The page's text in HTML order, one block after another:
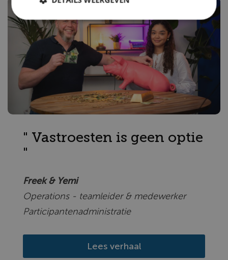
" Vastroesten is geen optie
"
Freek & Yemi
Operations - teamleider & medewerker
Participantenadministratie
Lees verhaal